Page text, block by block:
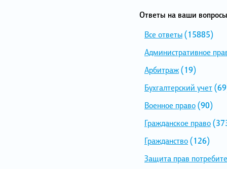
Ответы на ваши
Все ответы(15885)
Административное
Арбитраж(19)
Бухгалтерский учет
Военное право(90)
Гражданское право
Гражданство(126)
Защита прав